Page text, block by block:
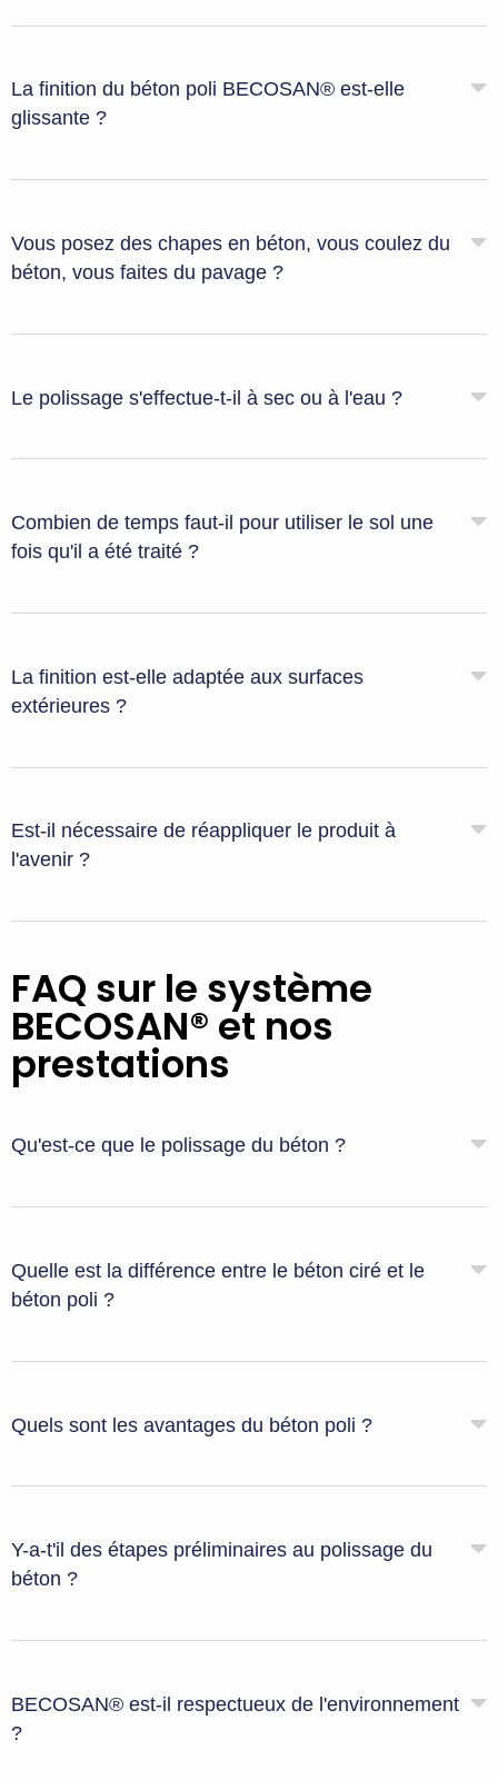
La finition du béton poli BECOSAN® est-elle
glissante ?
Vous posez des chapes en béton, vous coulez du
béton, vous faites du pavage ?
Le polissage s'effectue-t-il à sec ou à l'eau ?
Combien de temps faut-il pour utiliser le sol une
fois qu'il a été traité ?
La finition est-elle adaptée aux surfaces
extérieures ?
Est-il nécessaire de réappliquer le produit à
l'avenir ?
FAQ sur le système
BECOSAN® et nos
prestations
Qu'est-ce que le polissage du béton ?
Quelle est la différence entre le béton ciré et le
béton poli ?
Quels sont les avantages du béton poli ?
Y-a-t'il des étapes préliminaires au polissage du
béton ?
BECOSAN® est-il respectueux de l'environnement
?